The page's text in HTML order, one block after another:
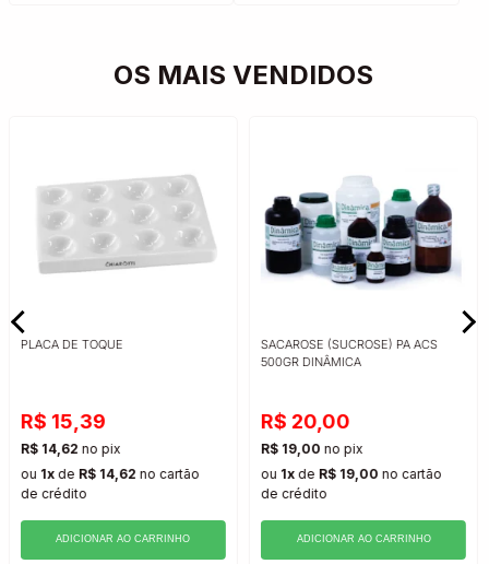
OS MAIS VENDIDOS
PLACA DE TOQUE
R$ 15,39
R$ 14,62 no pix
ou 1xde R$ 14,62 no cartão
de crédito
ADICIONAR AO CARRINHO
SACAROSE (SUCROSE) PA ACS
500GR DINÂMICA
R$ 20,00
R$ 19,00 no pix
ou 1x de R$ 19,00 no cartão
de crédito
ADICIONAR AO CARRINHO